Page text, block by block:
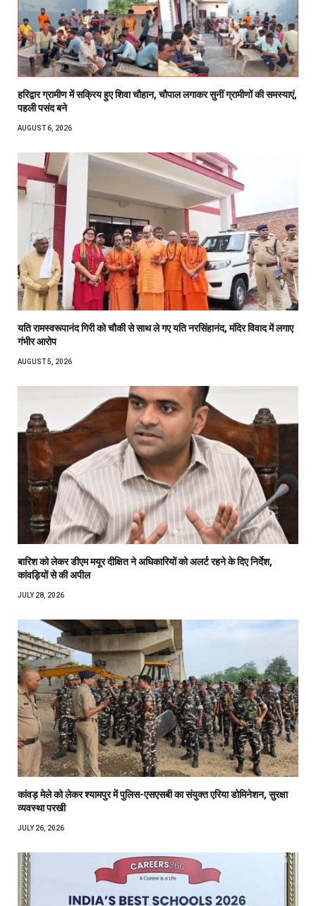
हरिद्वार ग्रामीण में सक्रिय हुए शिवा चौहान, चौपाल लगाकर सुनीं ग्रामीणों की समस्याएं,
पहली पसंद बने
AUGUST 6, 2026
यति रामस्वरूपानंद गिरी को चौकी से साथ ले गए यति नरसिंहानंद, मंदिर विवाद में लगाए
गंभीर आरोप
AUGUST 5, 2026
बारिश को लेकर डीएम मयूर दीक्षित ने अधिकारियों को अलर्ट रहने के दिए निर्देश,
कांवड़ियों से की अपील
JULY 28, 2026
कांवड़ मेले को लेकर श्यामपुर में पुलिस-एसएसबी का संयुक्त एरिया डोमिनेशन, सुरक्षा
व्यवस्था परखी
JULY 26, 2026